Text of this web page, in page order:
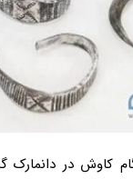
کاوش در دانمارک